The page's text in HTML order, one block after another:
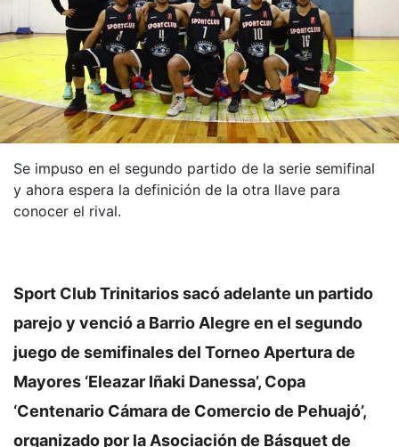
Se impuso en el segundo partido de la serie semifinal
y ahora espera la definición de la otra llave para
conocer el rival.
Sport Club Trinitarios sacó adelante un partido
parejo y venció a Barrio Alegre en el segundo
juego de semifinales del Torneo Apertura de
Mayores ‘Eleazar Iñaki Danessa’, Copa
‘Centenario Cámara de Comercio de Pehuajó’,
organizado por la Asociación de Básquet de